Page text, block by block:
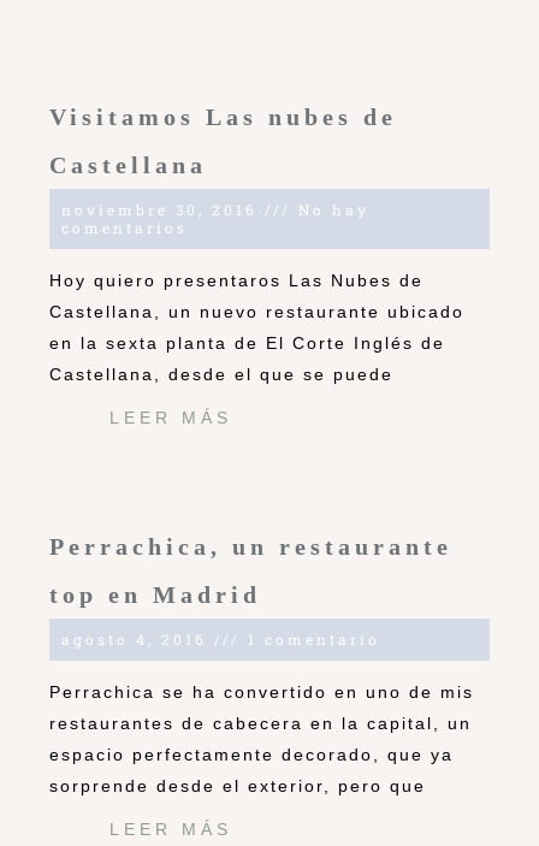
Visitamos Las nubes de
Castellana
noviembre 30, 2016
No hay
comentarios
Hoy quiero presentaros Las Nubes de
Castellana, un nuevo restaurante ubicado
en la sexta planta de El Corte Inglés de
Castellana, desde el que se puede
LEER MÁS
Perrachica, un restaurante
top en Madrid
agosto 4, 2016 1 comentario
Perrachica se ha convertido en uno de mis
restaurantes de cabecera en la capital, un
espacio perfectamente decorado, que ya
sorprende desde el exterior, pero que
LEER MÁS